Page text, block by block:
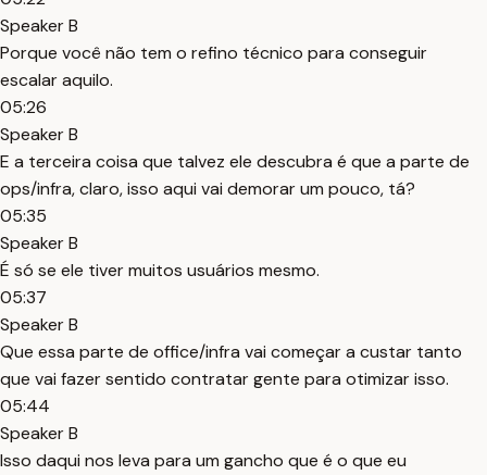
Speaker B
Porque você não tem o refino técnico para conseguir
escalar aquilo.
05:26
Speaker B
E a terceira coisa que talvez ele descubra é que a parte de
ops/infra, claro, isso aqui vai demorar um pouco, tá?
05:35
Speaker B
É só se ele tiver muitos usuários mesmo.
05:37
Speaker B
Que essa parte de office/infra vai começar a custar tanto
que vai fazer sentido contratar gente para otimizar isso.
05:44
Speaker B
Isso daqui nos leva para um gancho que é o que eu